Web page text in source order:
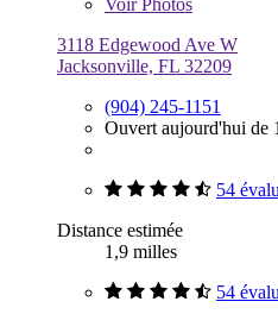
VoirPhotos
3118 Edgewood Ave W
Jacksonville, FL 32209
(904) 245-1151
Ouvert aujourd'hui de
54
Distance estimée
1,9 milles
54